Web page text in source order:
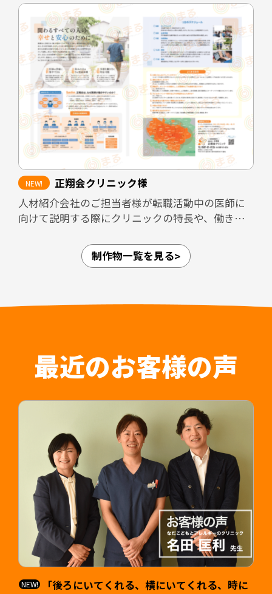
既存スタッフや業務委託スタッフが自信を持って
知人に紹介できるよう、医院の理念や働く環境、
医院としての強みを整理し、魅力が的確に伝わる
構成としています。
また、見学者へ配布することで、見学後も医院の
印象が薄れないよう設計しています。さらに、転職
フェアなど限られた接触時間の場面でも、医院の
方向性や特徴が一目で伝わるツールとして活用で
きる内容にまとめました。
加えて、採用面接では毎回同じ内容を説明する必
要があり、面接担当者の負担が大きくなりがちで
す。本パンフレットを活用しながら面談を進める
減にもつながる設計としています。
正翔会クリニック様
人材紹介会社のご担当者様が転職活動中の医師に
向けて説明する際にクリニックの特長や、働きや
愛知県内4拠点（江南・小牧・一宮・名古屋市守山
ていることや、医師が診療に専念できること、紹
はもちろん入職後の認識相違なども防止すること
が可能です。
制作物一覧を見る
最近のお客様の声
「後ろにいてくれる、横にいてくれる、時に